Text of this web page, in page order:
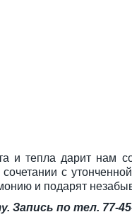
и тепла дарит нам
с
и подарят
Запись по тел. 77-